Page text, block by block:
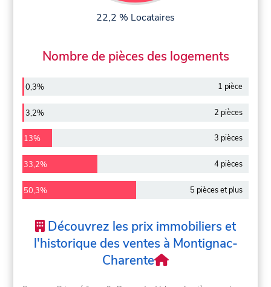
22,2 % Locataires
Nombre de pièces des logements
0,3% 1 pièce
3,2% 2 pièces
13% 3 pièces
33,2% 4 pièces
50,3% 5 pièces et plus
Découvrez les prix immobiliers et
l'historique des ventes à Montignac-
Charente